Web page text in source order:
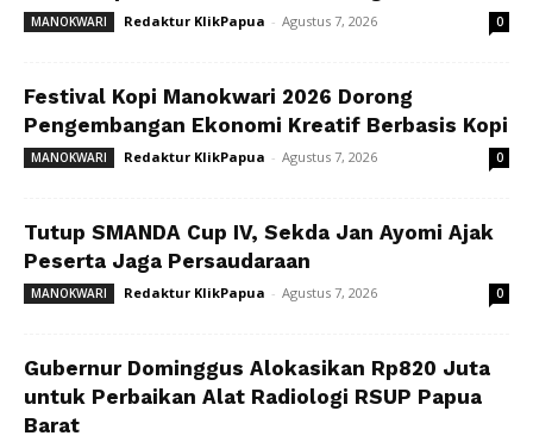
MANOKWARI Redaktur KlikPapua - Agustus 7, 2026 0
Festival Kopi Manokwari 2026 Dorong
Pengembangan Ekonomi Kreatif Berbasis Kopi
MANOKWARI Redaktur KlikPapua - Agustus 7, 2026 0
Tutup SMANDA Cup IV, Sekda Jan Ayomi Ajak
Peserta Jaga Persaudaraan
MANOKWARI Redaktur KlikPapua - Agustus 7, 2026 0
Gubernur Dominggus Alokasikan Rp820 Juta
untuk Perbaikan Alat Radiologi RSUP Papua
Barat